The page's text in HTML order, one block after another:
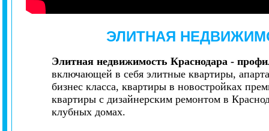
ЭЛИТНАЯ
Элитная недвижимость Краснодара -
включающей в себя элитные квартиры,
бизнес класса, квартиры в новостройках
квартиры с дизайнерским ремонтом в
клубных домах.